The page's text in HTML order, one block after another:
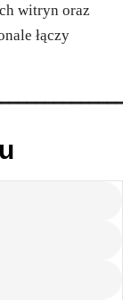
witryn oraz
łączy